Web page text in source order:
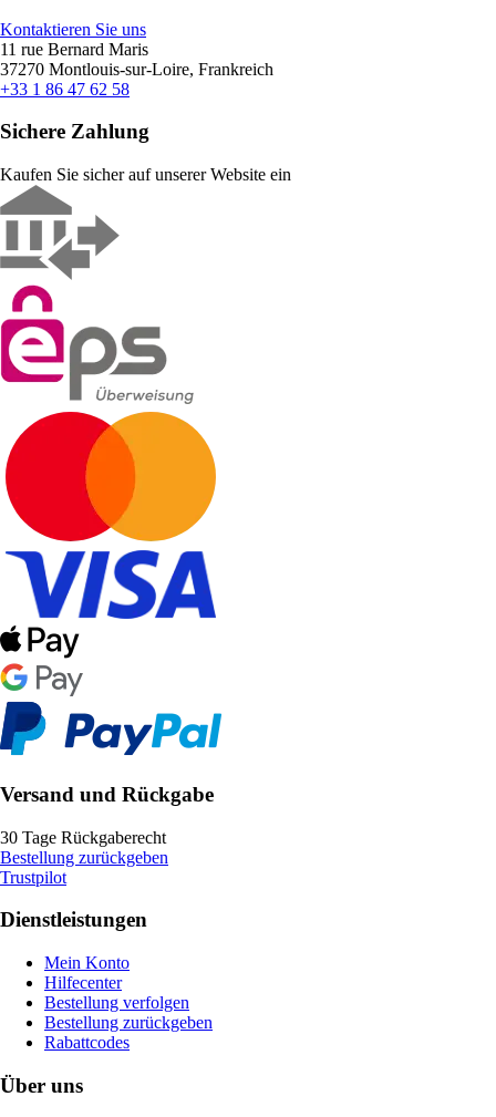
Kontaktieren Sie uns
11 rue Bernard Maris
37270 Montlouis-sur-Loire, Frankreich
+33 1 86 47 62 58
Sichere Zahlung
Kaufen Sie sicher auf unserer Website ein
Versand und Rückgabe
30 Tage Rückgaberecht
Bestellung zurückgeben
Trustpilot
Dienstleistungen
Mein Konto
Hilfecenter
Bestellung verfolgen
Bestellung zurückgeben
Rabattcodes
Über uns